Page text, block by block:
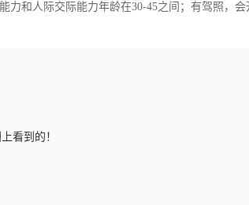
和人际交际能力年龄在30-45之间；有驾照，会
看到的！